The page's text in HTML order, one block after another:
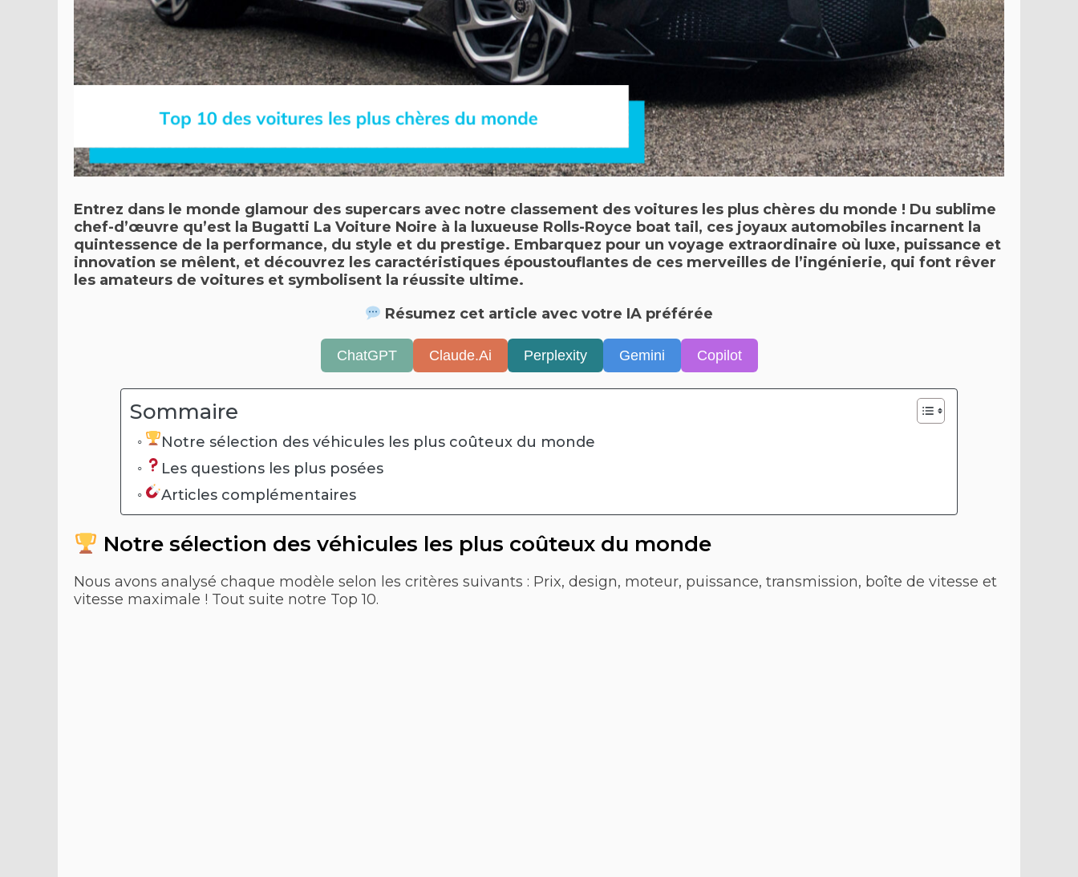
Entrez dans le monde glamour des supercars avec notre classement des voitures les plus chères du monde ! Du sublime
chef-d’œuvre qu’est la Bugatti La Voiture Noire à la luxueuse Rolls-Royce boat tail, ces joyaux automobiles incarnent la
quintessence de la performance, du style et du prestige. Embarquez pour un voyage extraordinaire où luxe, puissance et
innovation se mêlent, et découvrez les caractéristiques époustouflantes de ces merveilles de l’ingénierie, qui font rêver
les amateurs de voitures et symbolisent la réussite ultime.
Résumez cet article avec votre IA préférée
ChatGPT Claude.Ai Perplexity Gemini Copilot
Sommaire
Notre sélection des véhicules les plus coûteux du monde
Les questions les plus posées
Articles complémentaires
Notre sélection des véhicules les plus coûteux du monde
Nous avons analysé chaque modèle selon les critères suivants : Prix, design, moteur, puissance, transmission, boîte de vitesse et
vitesse maximale ! Tout suite notre Top 10.